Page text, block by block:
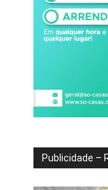
Publicidade –